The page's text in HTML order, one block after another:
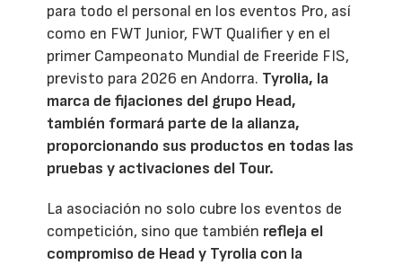
para todo el personal en los eventos Pro, así
como en FWT Junior, FWT Qualifier y en el
primer Campeonato Mundial de Freeride FIS,
previsto para 2026 en Andorra. Tyrolia, la
marca de fijaciones del grupo Head,
también formará parte de la alianza,
proporcionando sus productos en todas las
pruebas y activaciones del Tour.
La asociación no solo cubre los eventos de
competición, sino que también refleja el
compromiso de Head y Tyrolia con la